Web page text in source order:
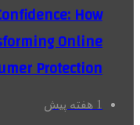
How
Online
Protection
1 هفته پیش